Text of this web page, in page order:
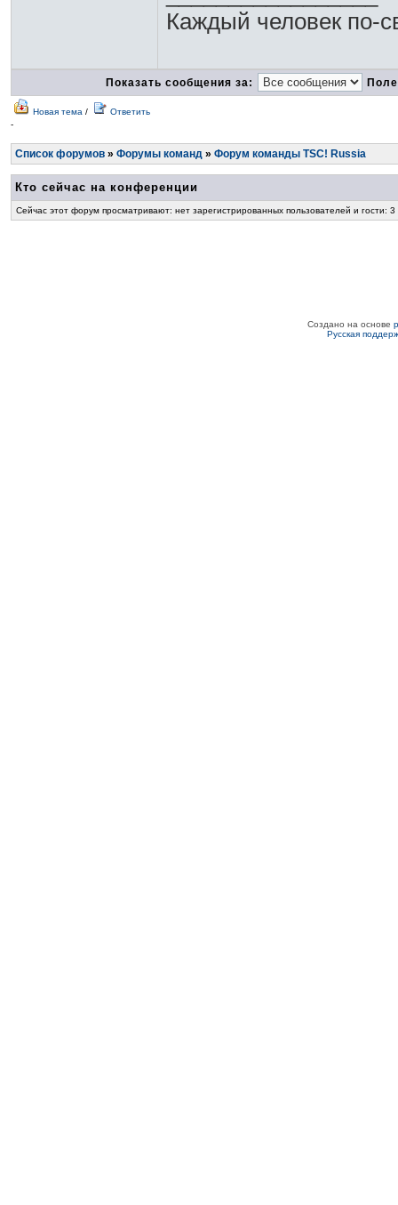
Каждый человек по-
Показать сообщения за:
Новая тема /
Ответить
-
Список форумов » Форумы команд » Форум команды TSC! Russia
Кто сейчас на конференции
Сейчас этот форум просматривают: нет зарегистрированных пользователей и гости: 3
Создано на основе
Русская